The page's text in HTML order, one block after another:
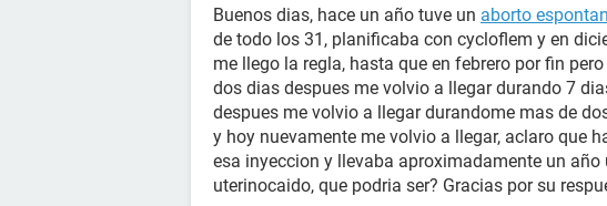
Buenos dias, hace un año tuve un aborto
de todo los 31, planificaba con cycloflem y en
me llego la regla, hasta que en febrero por fin
dos dias despues me volvio a llegar durando 7
despues me volvio a llegar durandome mas de
y hoy nuevamente me volvio a llegar, aclaro que
esa inyeccion y llevaba aproximadamente un
uterinocaido, que podria ser? Gracias por su